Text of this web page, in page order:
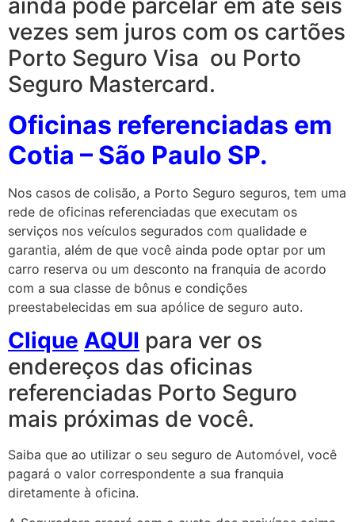
vezes sem juros com os cartões
Porto Seguro Visa ou Porto
Seguro Mastercard.
Oficinas referenciadas em
Cotia – São Paulo SP.
Nos casos de colisão, a Porto Seguro seguros, tem uma
rede de oficinas referenciadas que executam os
serviços nos veículos segurados com qualidade e
garantia, além de que você ainda pode optar por um
carro reserva ou um desconto na franquia de acordo
com a sua classe de bônus e condições
preestabelecidas em sua apólice de seguro auto.
Clique AQUI para ver os
endereços das oficinas
referenciadas Porto Seguro
mais próximas de você.
Saiba que ao utilizar o seu seguro de Automóvel, você
pagará o valor correspondente a sua franquia
diretamente à oficina.